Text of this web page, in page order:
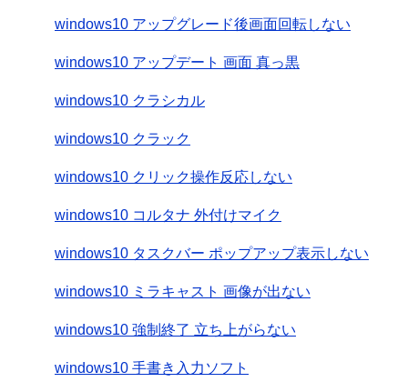
windows10 アップグレード後画面回転しない
windows10 アップデート 画面 真っ黒
windows10 クラシカル
windows10 クラック
windows10 クリック操作反応しない
windows10 コルタナ 外付けマイク
windows10 タスクバー ポップアップ表示しない
windows10 ミラキャスト 画像が出ない
windows10 強制終了 立ち上がらない
windows10 手書き入力ソフト